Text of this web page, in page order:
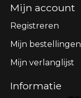
Mijn account
Registreren
Mijn bestellingen
Mijn verlanglijst
Informatie